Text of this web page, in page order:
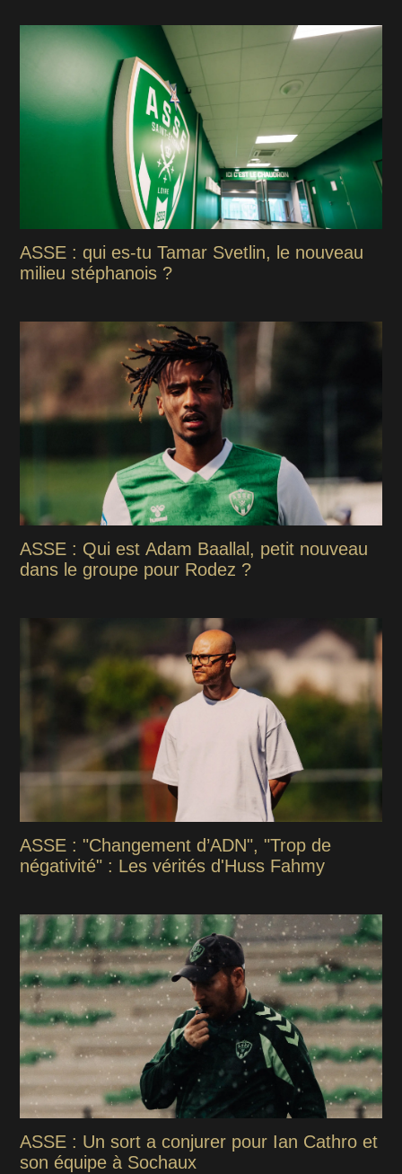
ASSE : qui es-tu Tamar Svetlin, le nouveau
milieu stéphanois ?
ASSE : Qui est Adam Baallal, petit nouveau
dans le groupe pour Rodez ?
ASSE : "Changement d’ADN", "Trop de
négativité" : Les vérités d'Huss Fahmy
ASSE : Un sort a conjurer pour Ian Cathro et
son équipe à Sochaux